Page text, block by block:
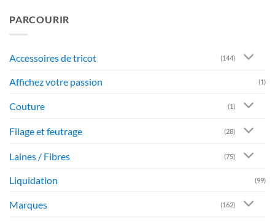
PARCOURIR
Accessoires de tricot (144)
Affichez votre passion (1)
Couture (1)
Filage et feutrage (28)
Laines / Fibres (75)
Liquidation (99)
Marques (162)